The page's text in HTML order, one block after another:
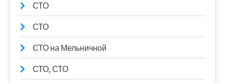
СТО
СТО
СТО на Мельничной
СТО, СТО